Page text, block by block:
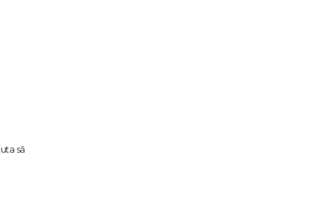
să